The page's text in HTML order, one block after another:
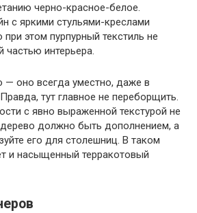
черно-красное-белое.
с яркими стульями-креслами
этом пурпурный текстиль не
частью интерьера.
— оно всегда уместно, даже в
тут главное не переборщить.
с явно выраженной текстурой не
должно быть дополнением, а
его для столешниц. В таком
и насыщенный терракотовый